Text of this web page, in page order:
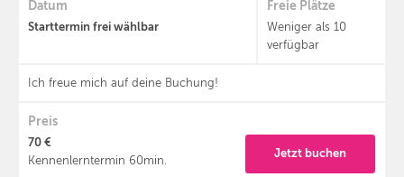
Datum
Starttermin frei wählbar
Ich freue mich auf deine Buchung!
Freie Plätze
Weniger als 10
verfügbar
Preis
70 €
Kennenlerntermin 60min.
Jetzt buchen